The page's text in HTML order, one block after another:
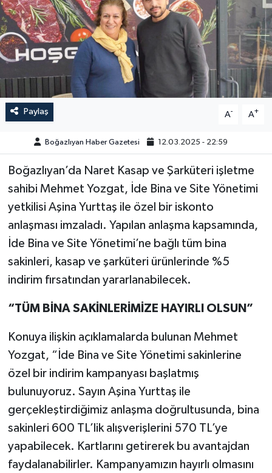
Paylaş A- A+
Boğazlıyan Haber Gazetesi 12.03.2025 - 22:59
Boğazlıyan’da Naret Kasap ve Şarküteri işletme
sahibi Mehmet Yozgat, İde Bina ve Site Yönetimi
yetkilisi Aşina Yurttaş ile özel bir iskonto
anlaşması imzaladı. Yapılan anlaşma kapsamında,
İde Bina ve Site Yönetimi’ne bağlı tüm bina
sakinleri, kasap ve şarküteri ürünlerinde %5
indirim fırsatından yararlanabilecek.
“TÜM BİNA SAKİNLERİMİZE HAYIRLI OLSUN”
Konuya ilişkin açıklamalarda bulunan Mehmet
Yozgat, “İde Bina ve Site Yönetimi sakinlerine
özel bir indirim kampanyası başlatmış
bulunuyoruz. Sayın Aşina Yurttaş ile
gerçekleştirdiğimiz anlaşma doğrultusunda, bina
sakinleri 600 TL’lik alışverişlerini 570 TL’ye
yapabilecek. Kartlarını getirerek bu avantajdan
faydalanabilirler. Kampanyamızın hayırlı olmasını
Yazarlar